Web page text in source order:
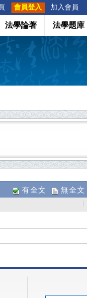
會員登入 加入會員
法學論著 法學題庫
有全文 無全